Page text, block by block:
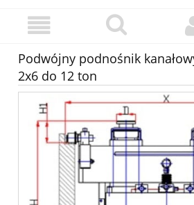
Podwójny podnośnik
2x6 do 12 ton